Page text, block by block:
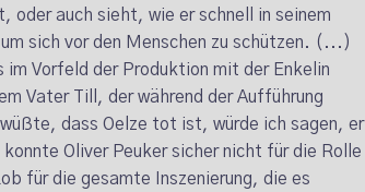
oder auch sieht, wie er schnell in seinem
sich vor den Menschen zu schützen. (...)
im Vorfeld der Produktion mit der Enkelin
Vater Till, der während der Aufführung
dass Oelze tot ist, würde ich sagen, er
Oliver Peuker sicher nicht für die Rolle
für die gesamte Inszenierung, die es